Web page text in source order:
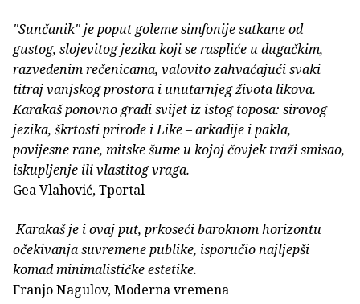
"Sunčanik" je poput goleme simfonije satkane od
gustog, slojevitog jezika koji se raspliće u dugačkim,
razvedenim rečenicama, valovito zahvaćajući svaki
titraj vanjskog prostora i unutarnjeg života likova.
Karakaš ponovno gradi svijet iz istog toposa: sirovog
jezika, škrtosti prirode i Like – arkadije i pakla,
povijesne rane, mitske šume u kojoj čovjek traži smisao,
iskupljenje ili vlastitog vraga.
Gea Vlahović, Tportal
Karakaš je i ovaj put, prkoseći baroknom horizontu
očekivanja suvremene publike, isporučio najljepši
komad minimalističke estetike.
Franjo Nagulov, Moderna vremena